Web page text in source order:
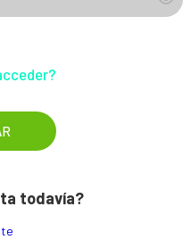
todavía?